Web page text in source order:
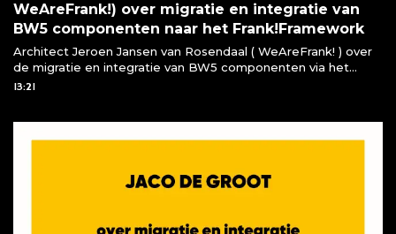
WeAreFrank!) over migratie en integratie van
BW5 componenten naar het Frank!Framework
Architect Jeroen Jansen van Rosendaal ( WeAreFrank! ) over
de migratie en integratie van BW5 componenten via het
Frank!Framework
13:21